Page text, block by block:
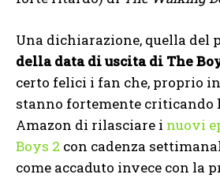
Una dichiarazione, quella del
della data di uscita di The
certo felici i fan che, proprio in
stanno fortemente criticando
Amazon di rilasciare i nuovi
Boys 2 con cadenza
come accaduto invece con la